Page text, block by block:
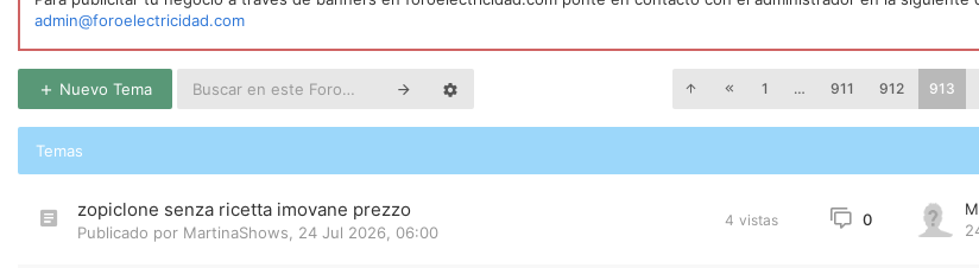
admin@foroelectricidad.com
Nuevo Tema 1 … 911 912 913
Temas
zopiclone senza ricetta imovane prezzo
Publicado por MartinaShows 24 Jul 2026, 06:00
4 vistas 0